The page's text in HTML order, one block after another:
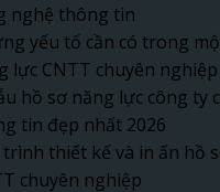
nghệ thông tin
yếu tố cần có trong
lực CNTT chuyên nghiệp
hồ sơ năng lực công ty
tin đẹp nhất 2026
trình thiết kế và in ấn hồ
chuyên nghiệp